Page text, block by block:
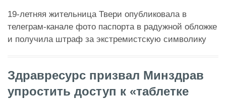
19-летняя жительница Твери опубликовала в
телеграм-канале фото паспорта в радужной обложке
и получила штраф за экстремистскую символику
Здравресурс призвал Минздрав
упростить доступ к «таблетке